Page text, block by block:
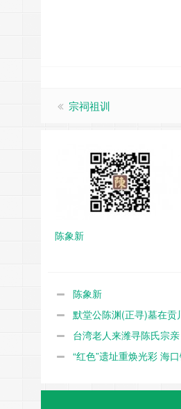
宗祠祖训
陈象新
陈象新
默堂公陈渊(正寻)墓在贡
台湾老人来潍寻陈氏宗
“红色”遗址重焕光彩 海